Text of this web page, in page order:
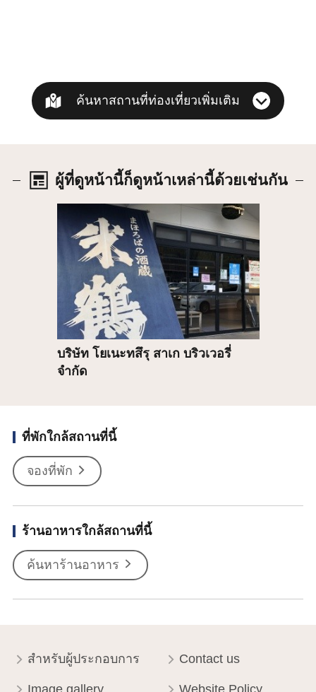
ค้นหาสถานที่ท่องเที่ยวเพิ่มเติม
ผู้ที่ดูหน้านี้ก็ดูหน้าเหล่านี้ด้วยเช่นกัน
บริษัท โยเนะทสึรุ สาเก บริวเวอรี่
จำกัด
รายละเอียด
ที่พักใกล้สถานที่นี้
จองที่พัก
ร้านอาหารใกล้สถานที่นี้
ค้นหาร้านอาหาร
สำหรับผู้ประกอบการ Contact us
Image gallery Website Policy